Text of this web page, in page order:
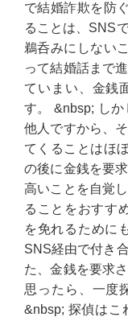
で結婚詐欺を防
ることは、SNS
鵜呑みにしない
って結婚話まで
ていまい、金銭
す。 &nbsp; し
他人ですから、
てくることはほ
の後に金銭を要
高いことを自覚
ることをおすす
を免れるために
SNS経由で付き
た、金銭を要求
思ったら、一度
&nbsp; 探偵はこ